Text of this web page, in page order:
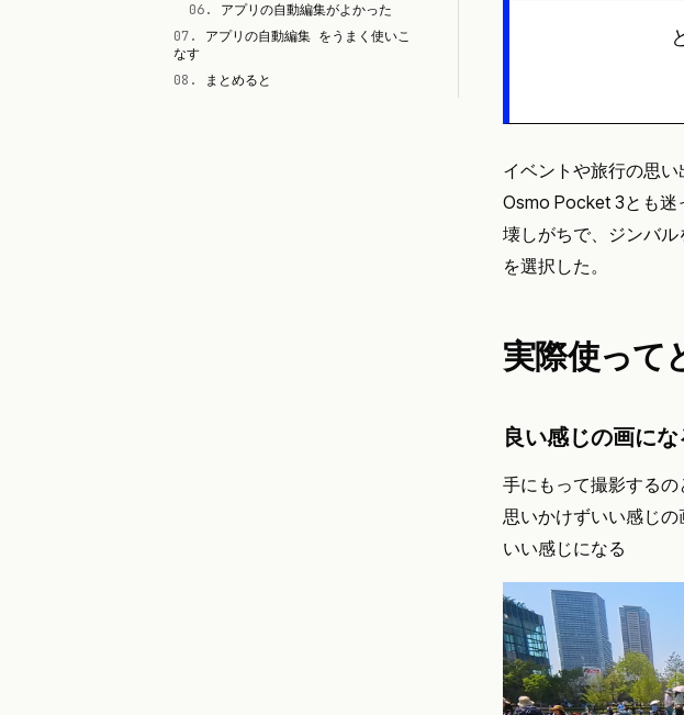
06.
アプリの自動編集がよかった
07.
アプリの自動編集 をうまく使いこ
なす
08 . まとめると
イベントや旅行の思
Osmo Pocket 3とも迷
壊しがちで、ジンバ
を選択した。
実際使って
良い感じの画にな
手にもって撮影する
思いかけずいい感じ
いい感じになる